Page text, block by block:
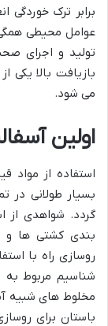
برابر ترک خوردگی
عوامل محیطی
تولید و اجرای
بازیافت بالا
می شود.
اولین
استفاده از مواد
بسیار طولانی در
گردد. شواهدی از
بندی کشتی ها و
روسازی راه با
شناسیم مربوط به
باستان برای